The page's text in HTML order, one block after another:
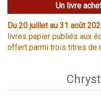
Un livre
Du 20 juillet au 31 août
livres papier publiés aux
offert parmi trois titres de